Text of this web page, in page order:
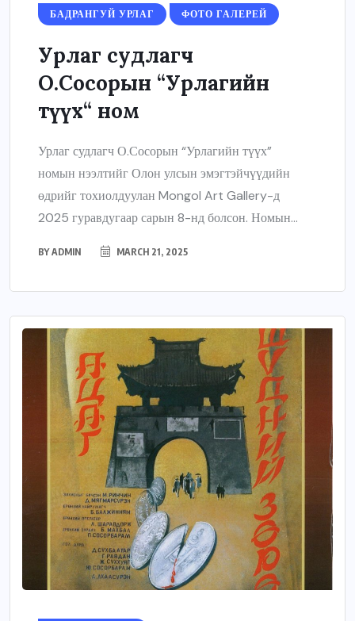
БАДРАНГУЙ УРЛАГ ФОТО ГАЛЕРЕЙ
Урлаг судлагч
О.Сосорын “Урлагийн
түүх“ ном
Урлаг судлагч О.Сосорын “Урлагийн түүх”
номын нээлтийг Олон улсын эмэгтэйчүүдийн
өдрийг тохиолдуулан Mongol Art Gallery-д
2025 гуравдугаар сарын 8-нд болсон. Номын...
BYADMIN MARCH 21, 2025